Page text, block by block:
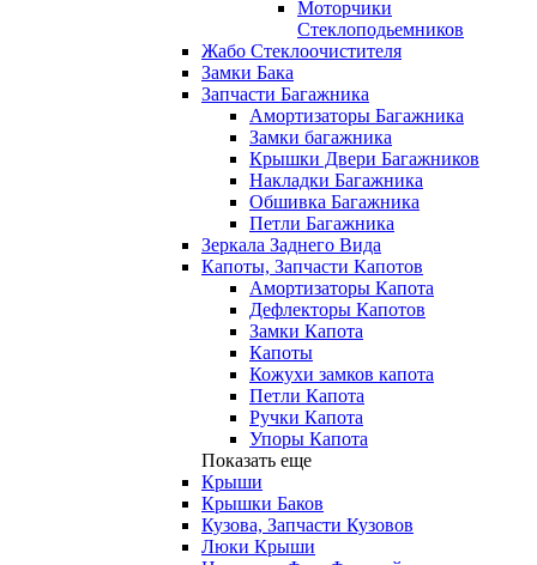
Моторчики
Стеклоподьемников
Жабо Стеклоочистителя
Замки Бака
Запчасти Багажника
Амортизаторы Багажника
Замки багажника
Крышки Двери Багажников
Накладки Багажника
Обшивка Багажника
Петли Багажника
Зеркала Заднего Вида
Капоты, Запчасти Капотов
Амортизаторы Капота
Дефлекторы Капотов
Замки Капота
Капоты
Кожухи замков капота
Петли Капота
Ручки Капота
Упоры Капота
Показать еще
Крыши
Крышки Баков
Кузова, Запчасти Кузовов
Люки Крыши